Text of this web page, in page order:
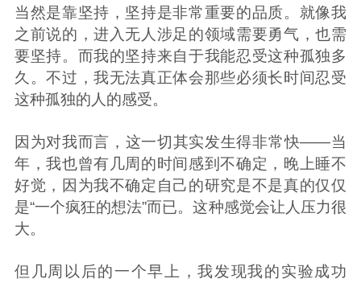
当然是靠坚持，坚持是非常重要的品质。就像我
之前说的，进入无人涉足的领域需要勇气，也需
要坚持。而我的坚持来自于我能忍受这种孤独多
久。不过，我无法真正体会那些必须长时间忍受
这种孤独的人的感受。
因为对我而言，这一切其实发生得非常快——当
年，我也曾有几周的时间感到不确定，晚上睡不
好觉，因为我不确定自己的研究是不是真的仅仅
是“一个疯狂的想法”而已。这种感觉会让人压力很
大。
但几周以后的一个早上，我发现我的实验成功